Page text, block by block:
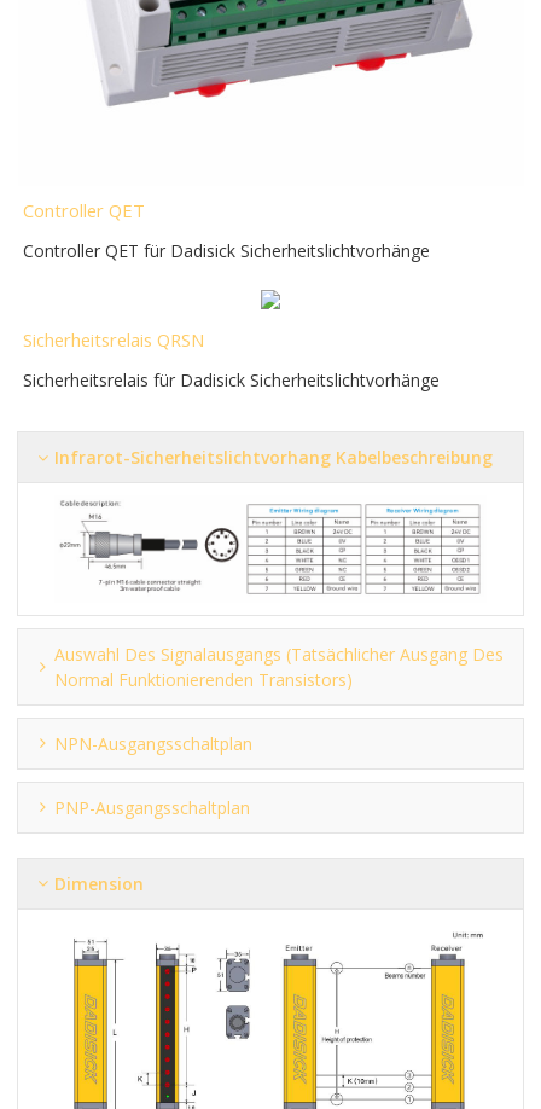
Controller QET
Controller QET für Dadisick Sicherheitslichtvorhänge
Sicherheitsrelais QRSN
Sicherheitsrelais für Dadisick Sicherheitslichtvorhänge
Infrarot-Sicherheitslichtvorhang Kabelbeschreibung
Auswahl Des Signalausgangs (tatsächlicher Ausgang Des
Normal Funktionierenden Transistors)
NPN-Ausgangsschaltplan
PNP-Ausgangsschaltplan
Dimension